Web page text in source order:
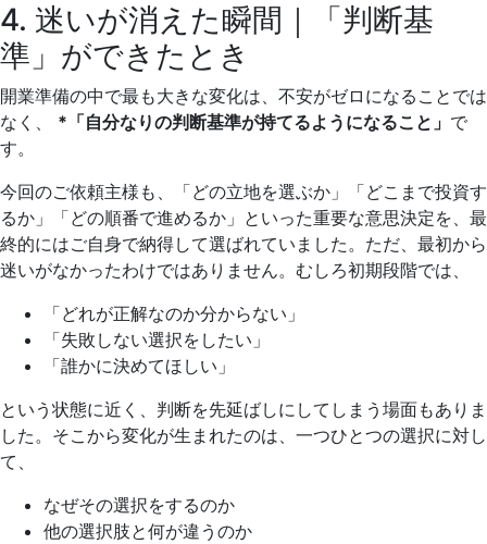
4. 迷いが消えた瞬間｜「判断基
準」ができたとき
開業準備の中で最も大きな変化は、不安がゼロになることでは
なく、 *「自分なりの判断基準が持てるようになること」 で
す。
今回のご依頼主様も、「どの立地を選ぶか」「どこまで投資す
るか」「どの順番で進めるか」といった重要な意思決定を、最
終的にはご自身で納得して選ばれていました。ただ、最初から
迷いがなかったわけではありません。むしろ初期段階では、
「どれが正解なのか分からない」
「失敗しない選択をしたい」
「誰かに決めてほしい」
という状態に近く、判断を先延ばしにしてしまう場面もありま
した。そこから変化が生まれたのは、一つひとつの選択に対し
て、
なぜその選択をするのか
他の選択肢と何が違うのか